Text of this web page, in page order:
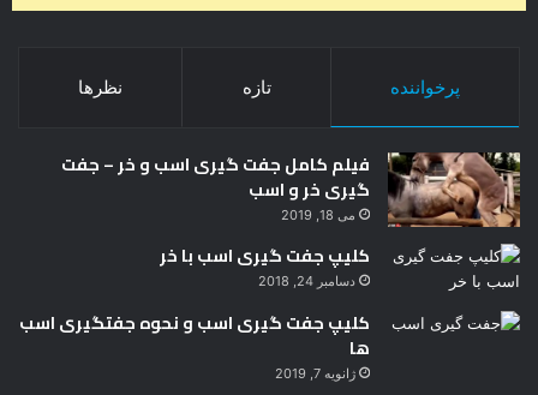
پرخواننده تازه نظرها
فیلم کامل جفت گیری اسب و خر – جفت
گیری خر و اسب
می 18, 2019
کلیپ جفت گیری اسب با خر
دسامبر 24, 2018
کلیپ جفت گیری اسب و نحوه جفتگیری اسب
ها
ژانویه 7, 2019